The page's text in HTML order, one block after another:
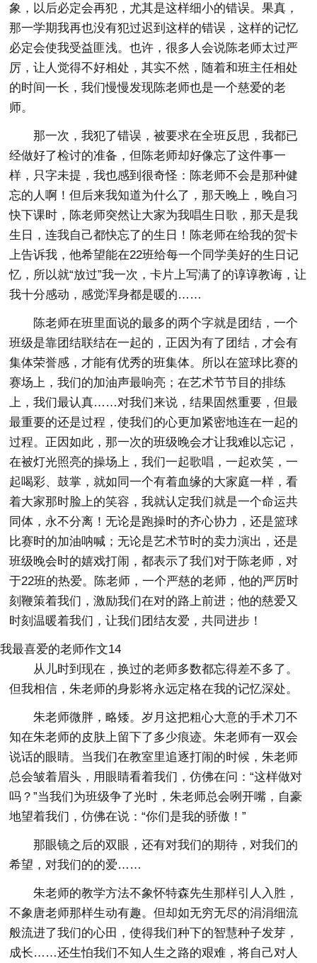
象，以后必定会再犯，尤其是这样细小的错误。果真，
那一学期我再也没有犯过迟到这样的错误，这样的记忆
必定会使我受益匪浅。也许，很多人会说陈老师太过严
厉，让人觉得不好相处，其实不然，随着和班主任相处
的时间一长，我们慢慢发现陈老师也是一个慈爱的老
师。
那一次，我犯了错误，被要求在全班反思，我都已
经做好了检讨的准备，但陈老师却好像忘了这件事一
样，只字未提，我也感到很奇怪：陈老师不会是那种健
忘的人啊！但后来我知道为什么了，那天晚上，晚自习
快下课时，陈老师突然让大家为我唱生日歌，那天是我
生日，连我自己都快忘了的生日！陈老师在给我的贺卡
上告诉我，他希望能在22班给每一个同学美好的生日记
忆，所以就“放过”我一次，卡片上写满了的谆谆教诲，让
我十分感动，感觉浑身都是暖的……
陈老师在班里面说的最多的两个字就是团结，一个
班级是靠团结联结在一起的，正因为有了团结，才会有
集体荣誉感，才能有优秀的班集体。所以在篮球比赛的
赛场上，我们的加油声最响亮；在艺术节节目的排练
上，我们最认真……对我们来说，结果固然重要，但最
最重要的还是过程，使我们的心更加紧密地连在一起的
过程。正因如此，那一次的班级晚会才让我难以忘记，
在被灯光照亮的操场上，我们一起歌唱，一起欢笑，一
起喝彩、鼓掌，就如同一个有着血缘的大家庭一样，看
着大家那时脸上的笑容，我就认定我们就是一个命运共
同体，永不分离！无论是跑操时的齐心协力，还是篮球
比赛时的加油呐喊；无论是艺术节时的卖力演出，还是
班级晚会时的嬉戏打闹，都表示了我们对于陈老师，对
于22班的热爱。陈老师，一个严慈的老师，他的严厉时
刻鞭策着我们，激励我们在对的路上前进；他的慈爱又
时刻温暖着我们，让我们团结友爱，共同进步！
我最喜爱的老师作文14
从儿时到现在，换过的老师多数都忘得差不多了。
但我相信，朱老师的身影将永远定格在我的记忆深处。
朱老师微胖，略矮。岁月这把粗心大意的手术刀不
知在朱老师的皮肤上留下了多少痕迹。朱老师有一双会
说话的眼睛。当我们在教室里追逐打闹的时候，朱老师
总会皱着眉头，用眼睛看着我们，仿佛在问：“这样做对
吗？”当我们为班级争了光时，朱老师总会咧开嘴，自豪
地望着我们，仿佛在说：“你们是我的骄傲！”
那眼镜之后的双眼，还有对我们的期待，对我们的
希望，对我们的的爱……
朱老师的教学方法不象怀特森先生那样引人入胜，
不象唐老师那样生动有趣。但却如无穷无尽的涓涓细流
般流进了我们的心田，使得我们种下的智慧种子发芽，
成长……还生怕我们不知人生之路的艰难，将自己对人